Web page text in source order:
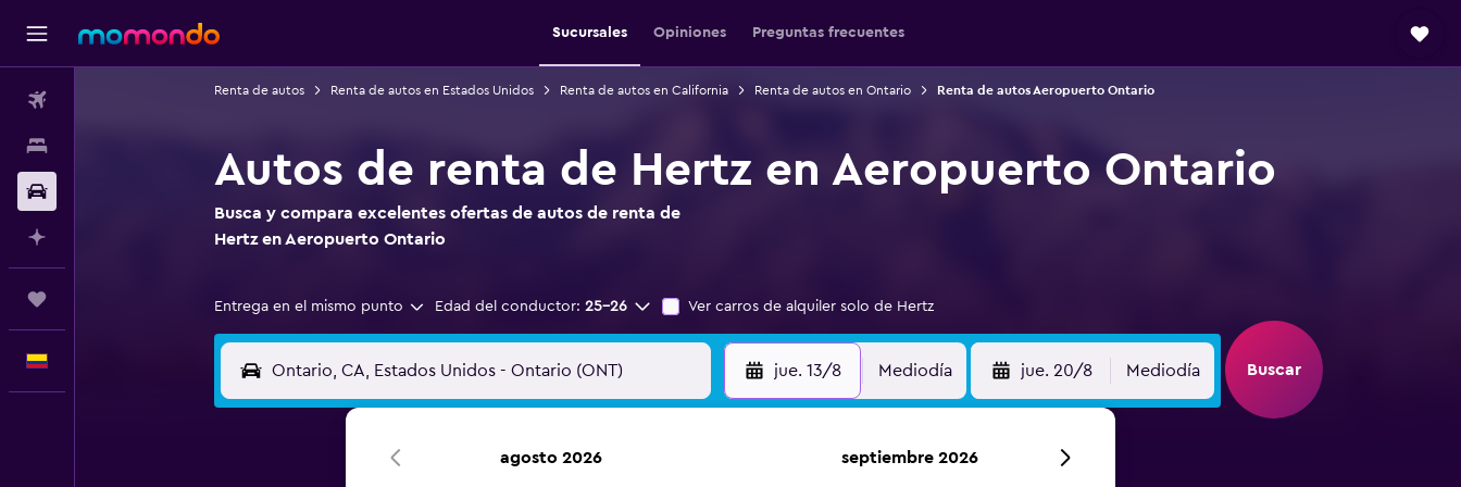
Sucursales Opiniones Preguntas frecuentes
Renta de autos Renta de autos en Estados Unidos Renta de autos en California Renta de autos en Ontario Renta de autos Aeropuerto Ontario
Autos de renta de Hertz en Aeropuerto Ontario
Busca y compara excelentes ofertas de autos de renta de
Hertz en Aeropuerto Ontario
Entrega en el mismo punto Edad del conductor: 25-26 Ver carros de alquiler solo de Hertz
jue. 13/8 Mediodía jue. 20/8 Mediodía Buscar
agosto 2026 septiembre 2026